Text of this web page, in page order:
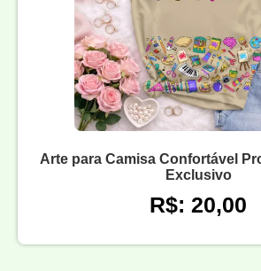
Arte para Camisa Confortável
Exclusivo
R$: 20,00